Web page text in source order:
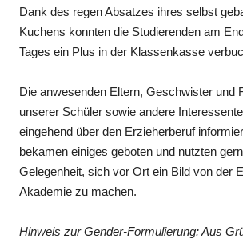
Dank des regen Absatzes ihres selbst
Kuchens konnten die Studierenden am
Tages ein Plus in der Klassenkasse
Die anwesenden Eltern, Geschwister und
unserer Schüler sowie andere
eingehend über den Erzieherberuf
bekamen einiges geboten und nutzten
Gelegenheit, sich vor Ort ein Bild von der
Akademie zu machen.
Hinweis zur Gender-Formulierung: Aus